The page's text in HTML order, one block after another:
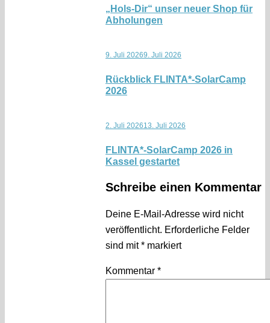
„Hols-Dir“ unser neuer Shop für
Abholungen
9. Juli 20269. Juli 2026
Rückblick FLINTA*-SolarCamp
2026
2. Juli 202613. Juli 2026
FLINTA*-SolarCamp 2026 in
Kassel gestartet
Schreibe einen Kommentar
Deine E-Mail-Adresse wird nicht
veröffentlicht. Erforderliche Felder
sind mit* markiert
Kommentar *